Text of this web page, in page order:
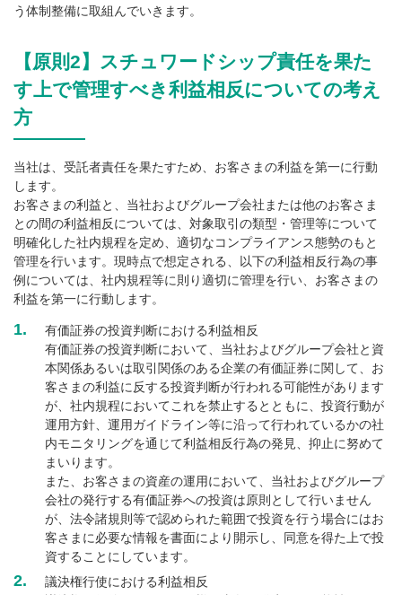
う体制整備に取組んでいきます。
【原則2】スチュワードシップ責任を果た
す上で管理すべき利益相反についての考え
方
当社は、受託者責任を果たすため、お客さまの利益を第一に行動
します。
お客さまの利益と、当社およびグループ会社または他のお客さま
との間の利益相反については、対象取引の類型・管理等について
明確化した社内規程を定め、適切なコンプライアンス態勢のもと
管理を行います。現時点で想定される、以下の利益相反行為の事
例については、社内規程等に則り適切に管理を行い、お客さまの
利益を第一に行動します。
1.
有価証券の投資判断における利益相反
有価証券の投資判断において、当社およびグループ会社と資
本関係あるいは取引関係のある企業の有価証券に関して、お
客さまの利益に反する投資判断が行われる可能性があります
が、社内規程においてこれを禁止するとともに、投資行動が
運用方針、運用ガイドライン等に沿って行われているかの社
内モニタリングを通じて利益相反行為の発見、抑止に努めて
まいります。
また、お客さまの資産の運用において、当社およびグループ
会社の発行する有価証券への投資は原則として行いません
が、法令諸規則等で認められた範囲で投資を行う場合にはお
客さまに必要な情報を書面により開示し、同意を得た上で投
資することにしています。
2.
議決権行使における利益相反